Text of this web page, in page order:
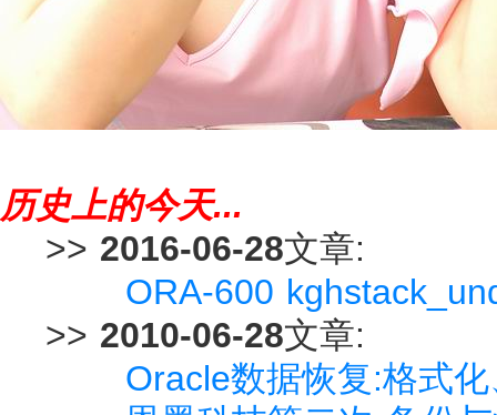
历史上的今天...
>> 2016-06-28文章:
ORA-600
>> 2010-06-28文章:
Oracle数据恢复:格式